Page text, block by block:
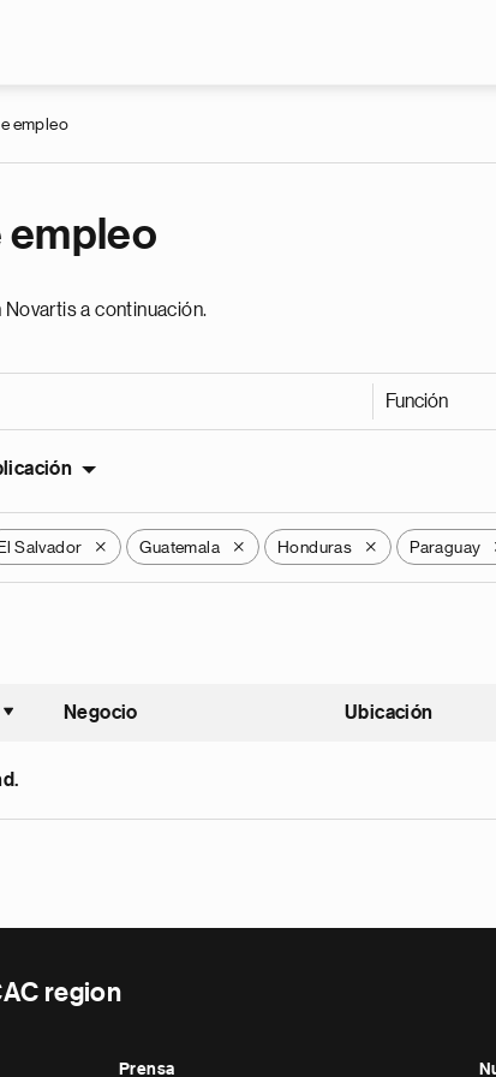
empleo
empleo
a continuación.
Función
El Salvador X Guatemala X Honduras X Paraguay
Ordenar ascendente
Negocio Ubicación
region
Prensa